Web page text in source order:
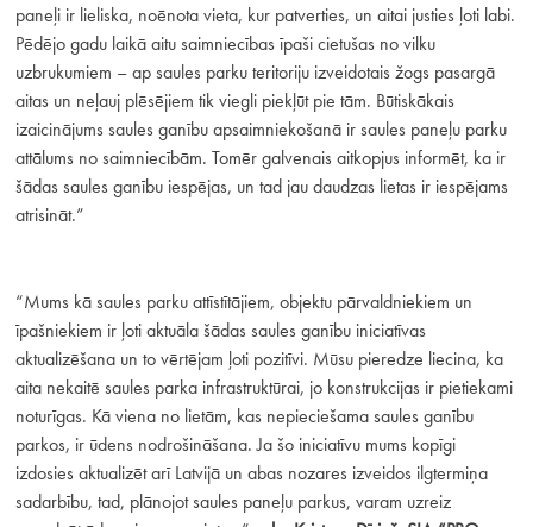
paneļi ir lieliska, noēnota vieta, kur patverties, un aitai justies ļoti labi.
Pēdējo gadu laikā aitu saimniecības īpaši cietušas no vilku
uzbrukumiem – ap saules parku teritoriju izveidotais žogs pasargā
aitas un neļauj plēsējiem tik viegli piekļūt pie tām. Būtiskākais
izaicinājums saules ganību apsaimniekošanā ir saules paneļu parku
attālums no saimniecībām. Tomēr galvenais aitkopjus informēt, ka ir
šādas saules ganību iespējas, un tad jau daudzas lietas ir iespējams
atrisināt.”
“Mums kā saules parku attīstītājiem, objektu pārvaldniekiem un
īpašniekiem ir ļoti aktuāla šādas saules ganību iniciatīvas
aktualizēšana un to vērtējam ļoti pozitīvi. Mūsu pieredze liecina, ka
aita nekaitē saules parka infrastruktūrai, jo konstrukcijas ir pietiekami
noturīgas. Kā viena no lietām, kas nepieciešama saules ganību
parkos, ir ūdens nodrošināšana. Ja šo iniciatīvu mums kopīgi
izdosies aktualizēt arī Latvijā un abas nozares izveidos ilgtermiņa
sadarbību, tad, plānojot saules paneļu parkus, varam uzreiz